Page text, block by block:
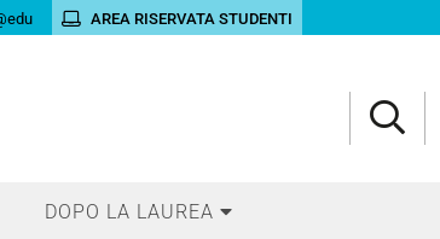
AREA RISERVATA STUDENTI
DOPO LA LAUREA